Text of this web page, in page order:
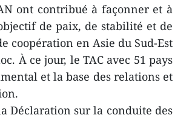
ont contribué à façonner et à
de paix, de stabilité et de
coopération en Asie du Sud-Est
À ce jour, le TAC avec 51 pays
et la base des relations et
Déclaration sur la conduite des